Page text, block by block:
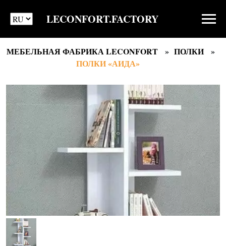
LECONFORT.FACTORY
МЕБЕЛЬНАЯ ФАБРИКА LECONFORT
ПОЛКИ
ПОЛКИ «АИДА»